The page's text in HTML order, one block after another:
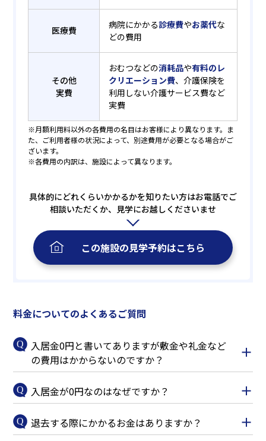
医療費 病院にかかる診療費やお薬代な
どの費用
その他
実費
おむつなどの消耗品や有料のレ
クリエーション費、介護保険を
利用しない介護サービス費など
実費
※月額利用料以外の各費用の名目はお客様により異なります。ま
た、ご利用者様の状況によって、別途費用が必要となる場合がご
ざいます。
※各費用の内訳は、施設によって異なります。
具体的にどれくらいかかるかを知りたい方はお電話でご
相談いただくか、見学にお越しくださいませ
この施設の見学予約はこちら
料金についてのよくあるご質問
入居金0円と書いてありますが敷金や礼金など
の費用はかからないのですか？
入居金が0円なのはなぜですか？
退去する際にかかるお金はありますか？